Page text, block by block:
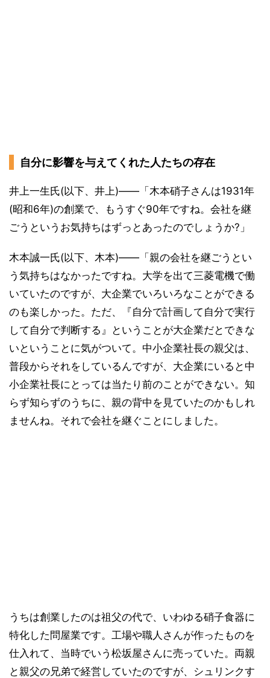
自分に影響を与えてくれた人たちの存在
井上一生氏(以下、井上)――「木本硝子さんは1931年
(昭和6年)の創業で、もうすぐ90年ですね。会社を継
ごうというお気持ちはずっとあったのでしょうか?」
木本誠一氏(以下、木本)――「親の会社を継ごうとい
う気持ちはなかったですね。大学を出て三菱電機で働
いていたのですが、大企業でいろいろなことができる
のも楽しかった。ただ、『自分で計画して自分で実行
して自分で判断する』ということが大企業だとできな
いということに気がついて。中小企業社長の親父は、
普段からそれをしているんですが、大企業にいると中
小企業社長にとっては当たり前のことができない。知
らず知らずのうちに、親の背中を見ていたのかもしれ
ませんね。それで会社を継ぐことにしました。
うちは創業したのは祖父の代で、いわゆる硝子食器に
特化した問屋業です。工場や職人さんが作ったものを
仕入れて、当時でいう松坂屋さんに売っていた。両親
と親父の兄弟で経営していたのですが、シュリンクす